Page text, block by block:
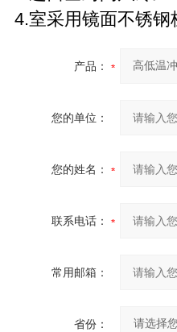
4.室采用镜面不锈
产品：
您的单位：
您的姓名：
联系电话：
常用邮箱：
省份：